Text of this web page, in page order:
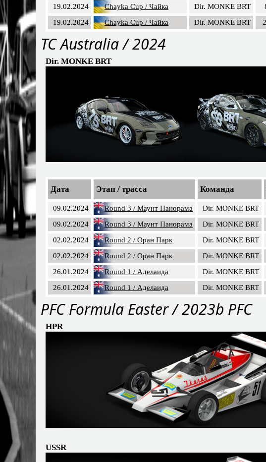
19.02.2024
Chayka Cup / Чайка Dir. MONKE BRT
19.02.2024
Chayka Cup / Чайка Dir. MONKE BRT
TC Australia / 2024
Dir. MONKE BRT
Дата Этап / трасса Команда
09.02.2024 Round 3 / Маунт Панорама Dir. MONKE BRT
09.02.2024
Round 3 / Маунт Панорама Dir. MONKE BRT
02.02.2024
Round 2 / Оран Парк Dir. MONKE BRT
02.02.2024
Round 2 / Оран Парк Dir. MONKE BRT
26.01.2024
Round 1 / Аделаида Dir. MONKE BRT
26.01.2024
Round 1 / Аделаида Dir. MONKE BRT
PFС Formula Easter / 2023b PFC
HPR
USSR